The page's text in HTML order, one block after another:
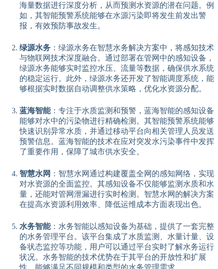
海量数据进行深度分析，从而预测水资源的潜在问题。例
如，其智能预警系统能够在水源污染即将发生前发出警
报，有效预防事故发生。
绿源水务 ：绿源水务在智慧水务解决方案中，将感知技术
与物联网技术深度融合。通过部署在管网中的感知设备，
绿源水务能够实时监控水压、流量等数据，确保供水系统
的稳定运行。此外，绿源水务还开发了智能调度系统，能
够根据实时数据自动调整供水策略，优化水资源分配。
蓝海智能：专注于水质监测和预警，蓝海智能的感知设备
能够对水中的污染物进行精确检测。其智能预警系统能够
快速识别异常水质，并通过移动平台向相关管理人员发送
预警信息。蓝海智能的技术在应对突发水污染事件中发挥
了重要作用，保障了城市供水安全。
智慧水网 ：智慧水网通过构建覆盖全网的感知网络，实现
对水资源的全面监控。其感知设备不仅能够监测水质和水
量，还能对管网泄漏进行实时检测。智慧水网的解决方案
在提高水资源利用效率、降低运维成本方面表现出色。
水务智能：水务智能以感知设备为基础，提供了一套完整
的水务管理平台。该平台集成了水质监测、水量计量、设
备状态监控等功能，用户可以通过平台实时了解水务运行
状况。水务智能的技术优势在于其平台的开放性和扩展